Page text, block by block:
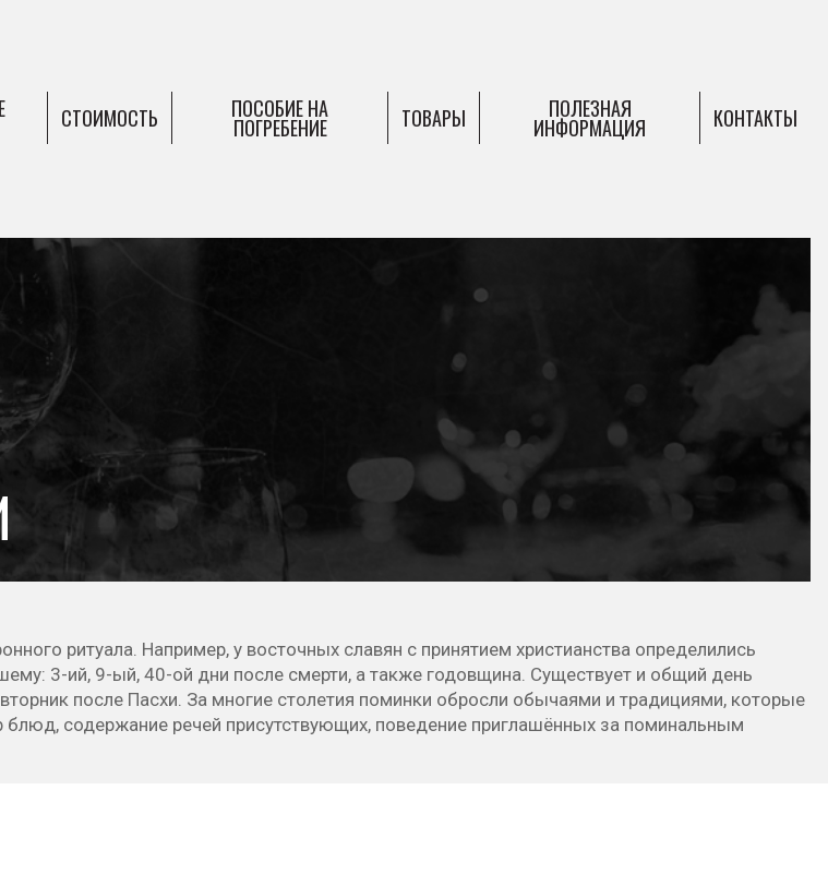
СТОИМОСТЬ ПОСОБИЕ НА
ПОГРЕБЕНИЕ ТОВАРЫ ПОЛЕЗНАЯ
ИНФОРМАЦИЯ КОНТАКТЫ
ритуала. Например, у восточных славян с принятием христианства определились
3-ий, 9-ый, 40-ой дни после смерти, а также годовщина. Существует и общий день
после Пасхи. За многие столетия поминки обросли обычаями и традициями, которые
содержание речей присутствующих, поведение приглашённых за поминальным